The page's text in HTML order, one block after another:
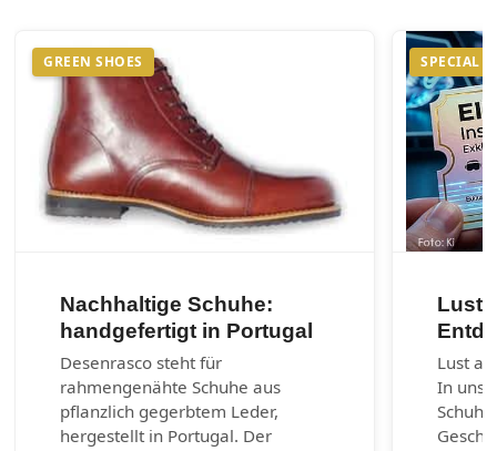
GREEN SHOES
Nachhaltige Schuhe:
handgefertigt in Portugal
Desenrasco steht für
rahmengenähte Schuhe aus
pflanzlich gegerbtem Leder,
hergestellt in Portugal. Der
SPECIAL
Lust
Lust
In